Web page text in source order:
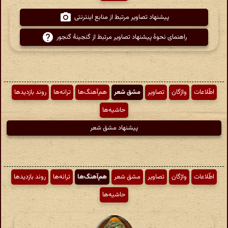
پیشنهاد تصاویر مرتبط از منابع اینترنتی
راهنمای نحوهٔ پیشنهاد تصاویر مرتبط از گنجینهٔ گنجور
اطّلاعات واژگان تصاویر مشق شعر هم‌آهنگ‌ها ترانه‌ها
روند بازدیدها
حاشیه‌ها
پیشنهاد مشق شعر
اطّلاعات واژگان تصاویر مشق شعر هم‌آهنگ‌ها ترانه‌ها
روند بازدیدها
حاشیه‌ها